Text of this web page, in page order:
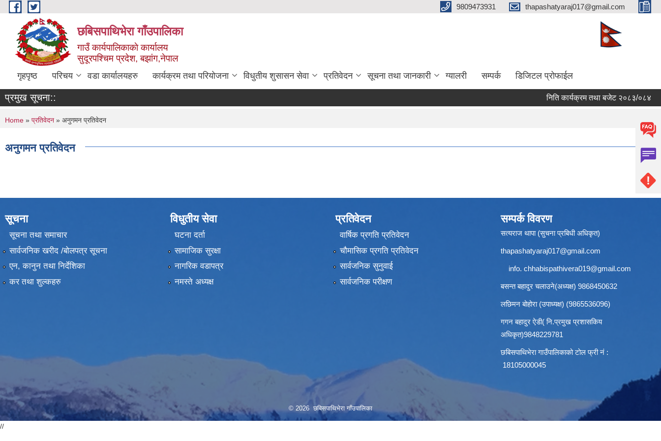
Skip to main content 9809473931 thapashatyaraj017@gmail.com
छबिसपाथिभेरा गाँउपालिका
गाउँ कार्यपालिकाकाे कार्यालय
सुदूरपश्चिम प्रदेश, बझांग,नेपाल
गृहपृष्ठ परिचय वडा कार्यालयहरु कार्यक्रम तथा परियोजना विधुतीय शुसासन सेवा प्रतिवेदन सूचना तथा जानकारी ग्यालरी सम्पर्क डिजिटल प्रोफाईल
प्रमुख सूचना:: निति कार्यक्रम तथा बजेट २०८३/०८४
You are here
Home » प्रतिवेदन » अनुगमन प्रतिवेदन
अनुगमन प्रतिवेदन
सूचना
सूचना तथा समाचार
सार्वजनिक खरीद /बोलपत्र सूचना
एन, कानुन तथा निर्देशिका
कर तथा शुल्कहरु
विधुतीय सेवा
घटना दर्ता
सामाजिक सुरक्षा
नागरिक वडापत्र
नमस्ते अध्यक्ष
प्रतिवेदन
वार्षिक प्रगति प्रतिवेदन
चौमासिक प्रगति प्रतिवेदन
सार्वजनिक सुनुवाई
सार्वजनिक परीक्षण
सम्पर्क विवरण
सत्यराज थापा (सुचना प्रबिधी अधिकृत)
thapashatyaraj017@gmail.com
info. chhabispathivera019@gmail.com
बसन्त बहादुर चलाउने(अध्यक्ष) 9868450632
लछिमन बोहोरा (उपाध्यक्ष) (9865536096)
गगन बहादुर ऐडी( नि.प्रमुख प्रशासकिय
अधिकृत)9848229781
छबिसपाथिभेरा गाउँपालिकाको टोल फ्री नं :
18105000045
© 2026 छबिसपाथिभेरा गाँउपालिका
//